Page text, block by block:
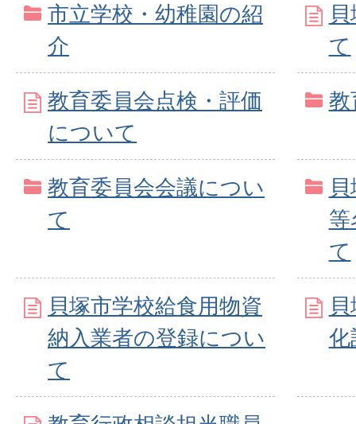
市立学校・幼稚園の紹
介
て
教育委員会点検・評価
について
教
教育委員会会議につい
て
て
貝塚市学校給食用物資
納入業者の登録につい
て
化